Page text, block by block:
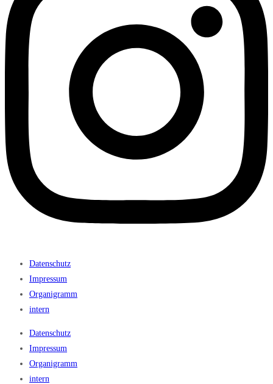
Datenschutz
Impressum
Organigramm
intern
Datenschutz
Impressum
Organigramm
intern